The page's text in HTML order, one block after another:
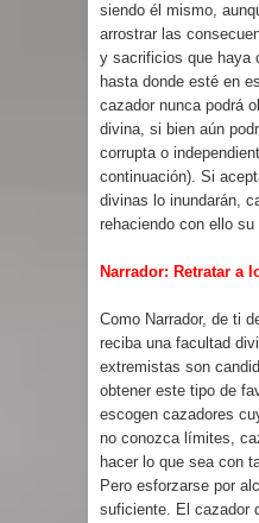
siendo él mismo,
arrostrar las
y sacrificios que haya
hasta donde esté en
cazador nunca podrá
divina, si bien aún
corrupta o
continuación). Si
divinas lo inundarán,
rehaciendo con ello su
Narrador: Retratar a
Como Narrador, de ti
reciba una facultad
extremistas son
obtener este tipo de
escogen cazadores
no conozca límites,
hacer lo que sea con
Pero esforzarse por
suficiente. El cazador